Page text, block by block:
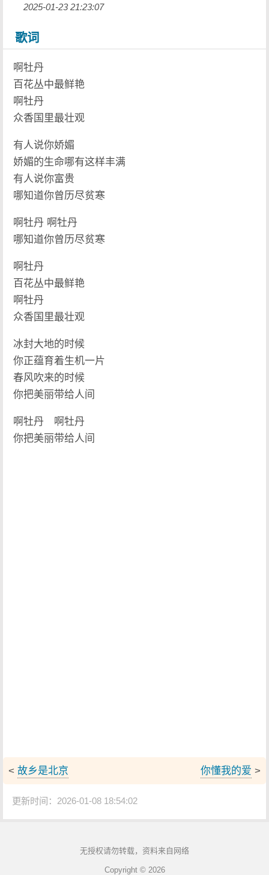
2025-01-23 21:23:07
歌词
啊牡丹
百花丛中最鲜艳
啊牡丹
众香国里最壮观
有人说你娇媚
娇媚的生命哪有这样丰满
有人说你富贵
哪知道你曾历尽贫寒
啊牡丹 啊牡丹
哪知道你曾历尽贫寒
啊牡丹
百花丛中最鲜艳
啊牡丹
众香国里最壮观
冰封大地的时候
你正蕴育着生机一片
春风吹来的时候
你把美丽带给人间
啊牡丹 啊牡丹
你把美丽带给人间
< 故乡是北京 你懂我的爱 >
更新时间：2026-01-08 18:54:02
无授权请勿转载，资料来自网络
Copyright © 2026